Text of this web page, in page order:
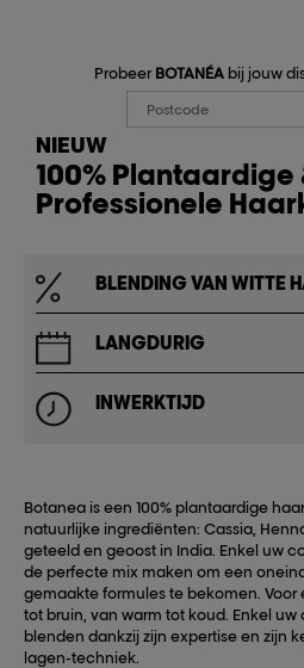
Probeer BOTANÉA bij jouw
NIEUW
100% Plantaardige
Professionele
BLENDING VAN WITTE
LANGDURIG
INWERKTIJD
Botanea is een 100% plantaardige
natuurlijke ingrediënten: Cassia,
geteeld en geoost in India. Enkel uw
de perfecte mix maken om een
gemaakte formules te bekomen.
tot bruin, van warm tot koud. Enkel uw
blenden dankzij zijn expertise en zijn
lagen-techniek.